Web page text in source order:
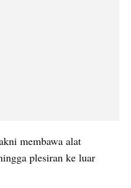
membawa alat
plesiran ke luar